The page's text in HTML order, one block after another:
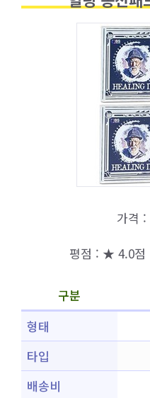
가격 :
평점 : ★ 4.0점
구분
형태
타입
배송비